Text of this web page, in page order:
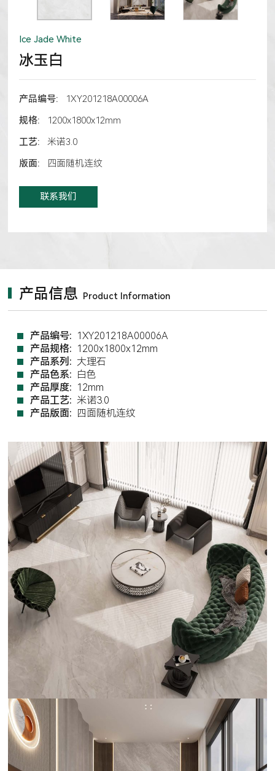
Ice Jade White
冰玉白
产品编号:
1XY201218A00006A
规格:
1200x1800x12mm
工艺:
米诺3.0
版面:
四面随机连纹
联系我们
产品信息 Product Information
产品编号: 1XY201218A00006A
产品规格: 1200x1800x12mm
产品系列: 大理石
产品色系: 白色
产品厚度: 12mm
产品工艺: 米诺3.0
产品版面: 四面随机连纹